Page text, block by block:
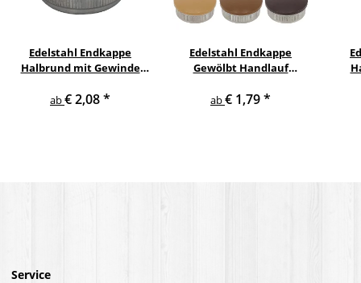
Edelstahl Endkappe
Halbrund mit Gewinde
ab€ 2,08*
Edelstahl Endkappe
Gewölbt Handlauf
ab€ 1,79*
Service